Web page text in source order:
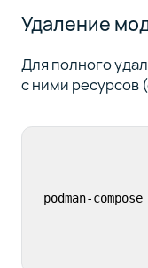
Удаление
Для полного
с ними ресурсов
podman-compose